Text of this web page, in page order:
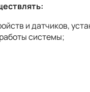
и датчиков,
системы;